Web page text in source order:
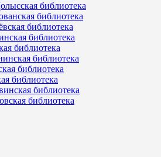
библиотека
библиотека
библиотека
библиотека
библиотека
библиотека
библиотека
библиотека
библиотека
библиотека